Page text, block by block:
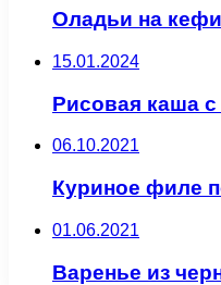
Оладьи на
15.01.2024
Рисовая каша
06.10.2021
Куриное филе
01.06.2021
Варенье из